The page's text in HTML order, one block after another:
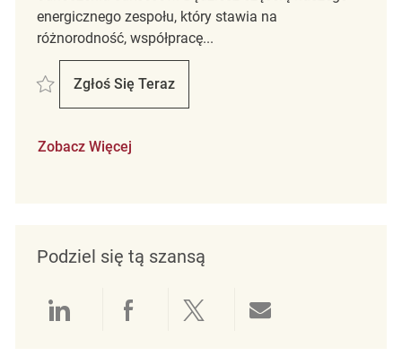
energicznego zespołu, który stawia na
różnorodność, współpracę...
Zapisać Part Time Merchandise Associate REQ139190
Zgłoś Się Teraz
Part Time Merchandise Associate
Zobacz Więcej
Podziel się tą szansą
Udostępnianie przez LinkedIn
Udostępnianie przez
Udostępnij przez